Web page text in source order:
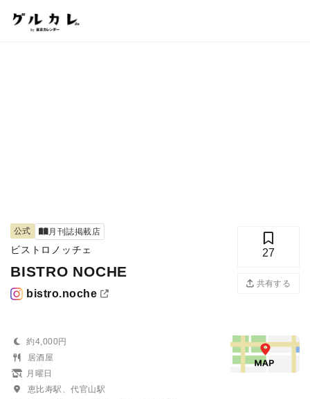
公式 月刊誌掲載店
ビストロノッチェ
BISTRO NOCHE
bistro.noche
27
共有する
約4,000円
居酒屋
月曜日
恵比寿駅、代官山駅